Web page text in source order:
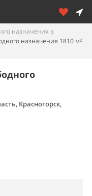
назначения в
назначения 1810 м²
Красногорск,